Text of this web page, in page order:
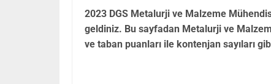
2023 DGS Metalurji ve Malzeme
geldiniz. Bu sayfadan Metalurji ve
ve taban puanları ile kontenjan sayıları